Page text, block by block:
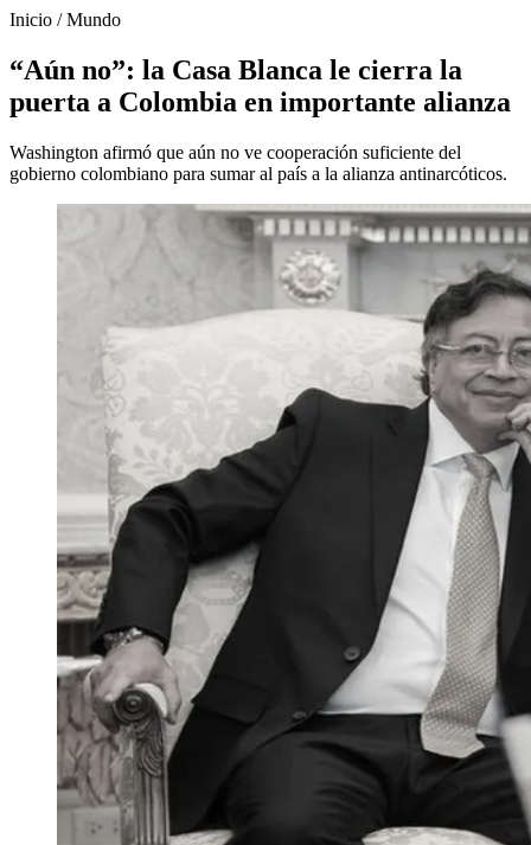
Inicio /Mundo
“Aún no”: la Casa Blanca le cierra la
puerta a Colombia en importante alianza
Washington afirmó que aún no ve cooperación suficiente del
gobierno colombiano para sumar al país a la alianza antinarcóticos.